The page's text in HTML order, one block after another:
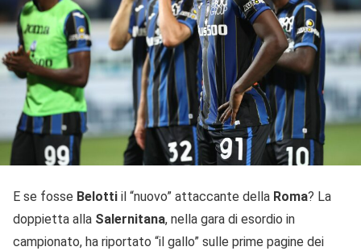
E se fosse Belotti il “nuovo” attaccante della Roma? La
doppietta alla Salernitana, nella gara di esordio in
campionato, ha riportato “il gallo” sulle prime pagine dei